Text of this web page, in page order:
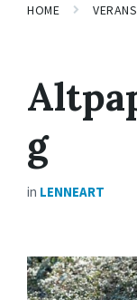
HOME
g
in LENNEART